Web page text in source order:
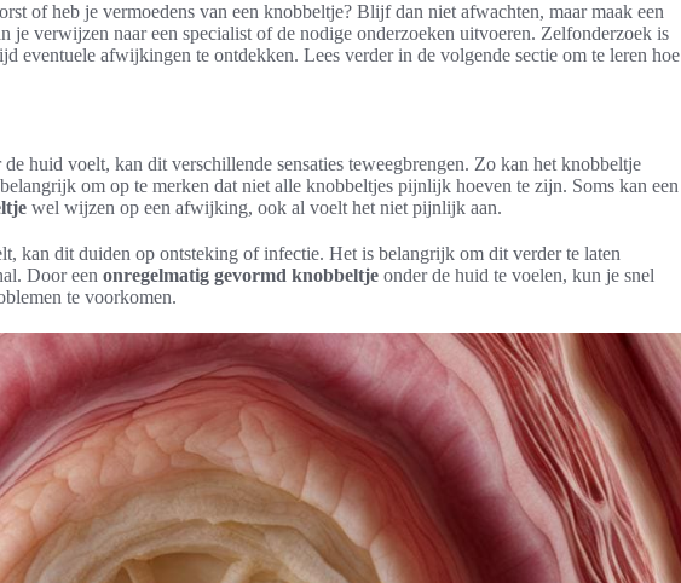
of heb je vermoedens van een knobbeltje? Blijf dan niet afwachten, maar maak een
je verwijzen naar een specialist of de nodige onderzoeken uitvoeren. Zelfonderzoek is
eventuele afwijkingen te ontdekken. Lees verder in de volgende sectie om te leren hoe
huid voelt, kan dit verschillende sensaties teweegbrengen. Zo kan het knobbeltje
om op te merken dat niet alle knobbeltjes pijnlijk hoeven te zijn. Soms kan een
wel wijzen op een afwijking, ook al voelt het niet pijnlijk aan.
kan dit duiden op ontsteking of infectie. Het is belangrijk om dit verder te laten
Door een onregelmatig gevormd knobbeltje onder de huid te voelen, kun je snel
te voorkomen.